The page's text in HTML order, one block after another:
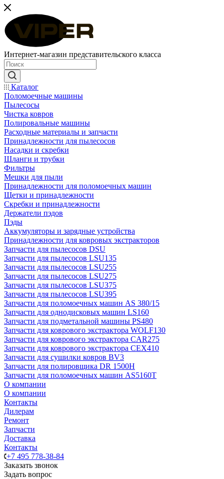
Интернет-магазин представительского класса
Каталог
Поломоечные машины
Пылесосы
Чистка ковров
Полировальные машины
Расходные материалы и запчасти
Принадлежности для пылесосов
Насадки и скребки
Шланги и трубки
Фильтры
Мешки для пыли
Принадлежности для поломоечных машин
Щетки и принадлежности
Скребки и принадлежности
Держатели пэдов
Пэды
Аккумуляторы и зарядные устройства
Принадлежности для ковровых экстракторов
Запчасти для пылесосов DSU
Запчасти для пылесосов LSU135
Запчасти для пылесосов LSU255
Запчасти для пылесосов LSU275
Запчасти для пылесосов LSU375
Запчасти для пылесосов LSU395
Запчасти для поломоечных машин AS 380/15
Запчасти для однодисковых машин LS160
Запчасти для подметальной машины PS480
Запчасти для коврового экстрактора WOLF130
Запчасти для коврового экстрактора CAR275
Запчасти для коврового экстрактора CEX410
Запчасти для сушилки ковров BV3
Запчасти для полировщика DR 1500H
Запчасти для поломоечных машин AS5160T
О компании
О компании
Контакты
Дилерам
Ремонт
Запчасти
Доставка
Контакты
+7 495 778-38-84
Заказать звонок
Задать вопрос